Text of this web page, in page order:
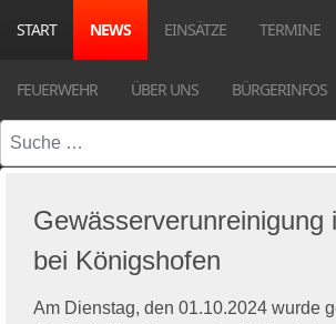
START NEWS EINSÄTZE TERMINE
FEUERWEHR ÜBER UNS BÜRGERINFOS
Suchen
Gewässerverunreinigung
bei Königshofen
Am Dienstag, den 01.10.2024 wurde